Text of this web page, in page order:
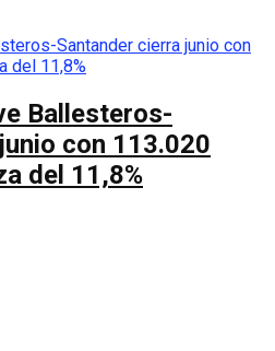
Ballesteros-
con 113.020
del 11,8%